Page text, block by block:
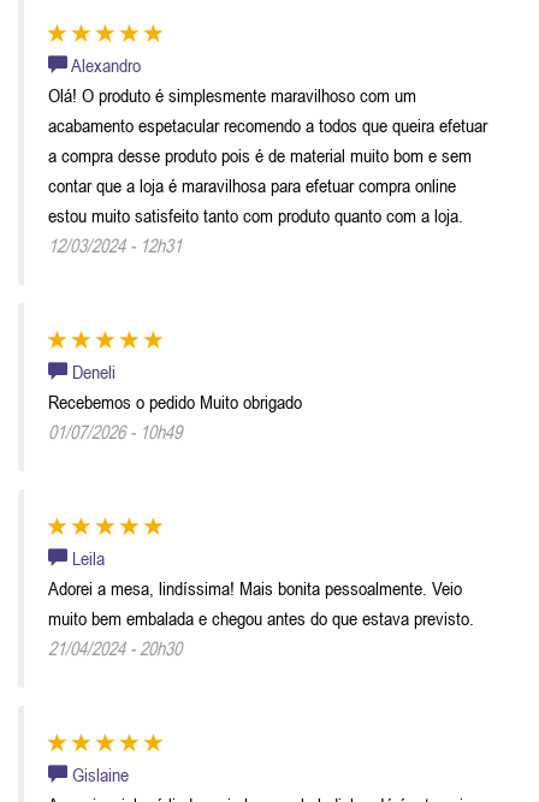
Alexandro
Olá! O produto é simplesmente maravilhoso com um
acabamento espetacular recomendo a todos que queira efetuar
a compra desse produto pois é de material muito bom e sem
contar que a loja é maravilhosa para efetuar compra online
estou muito satisfeito tanto com produto quanto com a loja.
12/03/2024 - 12h31
Deneli
Recebemos o pedido Muito obrigado
01/07/2026 - 10h49
Leila
Adorei a mesa, lindíssima! Mais bonita pessoalmente. Veio
muito bem embalada e chegou antes do que estava previsto.
21/04/2024 - 20h30
Gislaine